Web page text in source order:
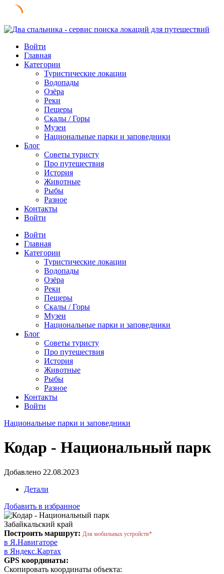
Skip
contentВойти
Главная
Категории
Туристические локации
Водопады
Озёра
Реки
Пещеры
Скалы / Горы
Музеи
Национальные парки и заповедники
Блог
Советы туристу
Про путешествия
История
Животные
Рыбы
Разное
Контакты
Войти
Войти
Главная
Категории
Туристические локации
Водопады
Озёра
Реки
Пещеры
Скалы / Горы
Музеи
Национальные парки и заповедники
Блог
Советы туристу
Про путешествия
История
Животные
Рыбы
Разное
Контакты
Войти
Национальные парки и заповедники
Кодар - Национальный парк
Добавлено 22.08.2023
Детали
Добавить в избранное
Забайкальский край
Построить маршрут: Для мобильных устройств*
в Я.Навигаторе
в Яндекс.Картах
GPS координаты:
Скопировать координаты объекта: